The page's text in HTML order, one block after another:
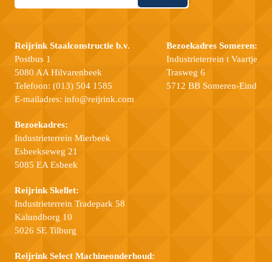
Reijrink Staalconstructie b.v.
Postbus 1
5080 AA Hilvarenbeek
Telefoon: (013) 504 1585
E-mailadres: info@reijrink.com
Bezoekadres:
Industrieterrein Mierbeek
Esbeekseweg 21
5085 EA Esbeek
Bezoekadres Someren:
Industrieterrein t Vaartje
Trasweg 6
5712 BB Someren-Eind
Reijrink Skellet:
Industrieterrein Tradepark 58
Kalundborg 10
5026 SE Tilburg
Reijrink Select Machineonderhoud: